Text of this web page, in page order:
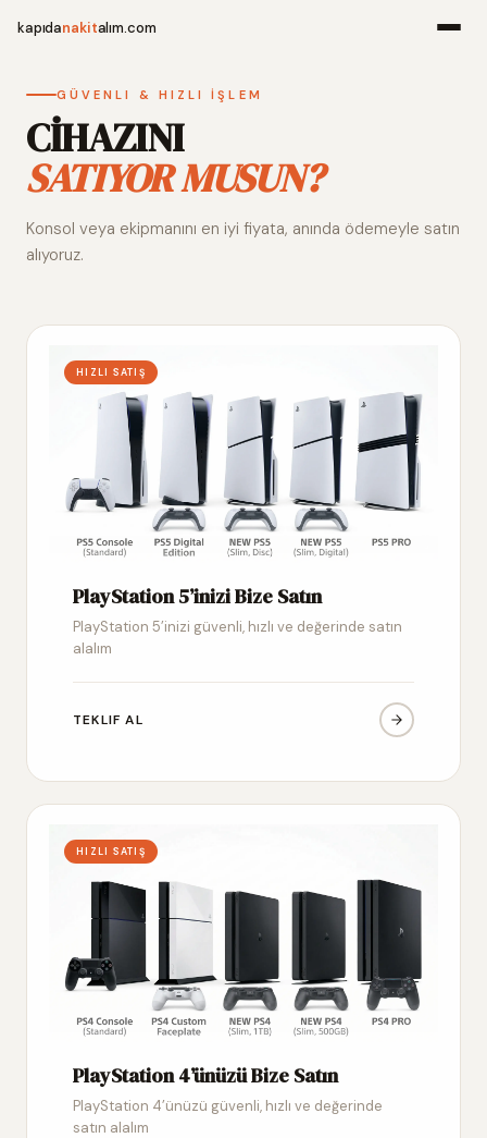
kapıdanakitalım.com
Alım
GÜVENLI & HIZLI İŞLEM
CİHAZINI
SATIYOR MUSUN?
Konsol veya ekipmanını en iyi fiyata, anında ödemeyle satın
alıyoruz.
HIZLI SATIŞ
PlayStation 5’inizi Bize Satın
PlayStation 5’inizi güvenli, hızlı ve değerinde satın
alalım
TEKLIF AL
HIZLI SATIŞ
PlayStation 4’ünüzü Bize Satın
PlayStation 4’ünüzü güvenli, hızlı ve değerinde
satın alalım